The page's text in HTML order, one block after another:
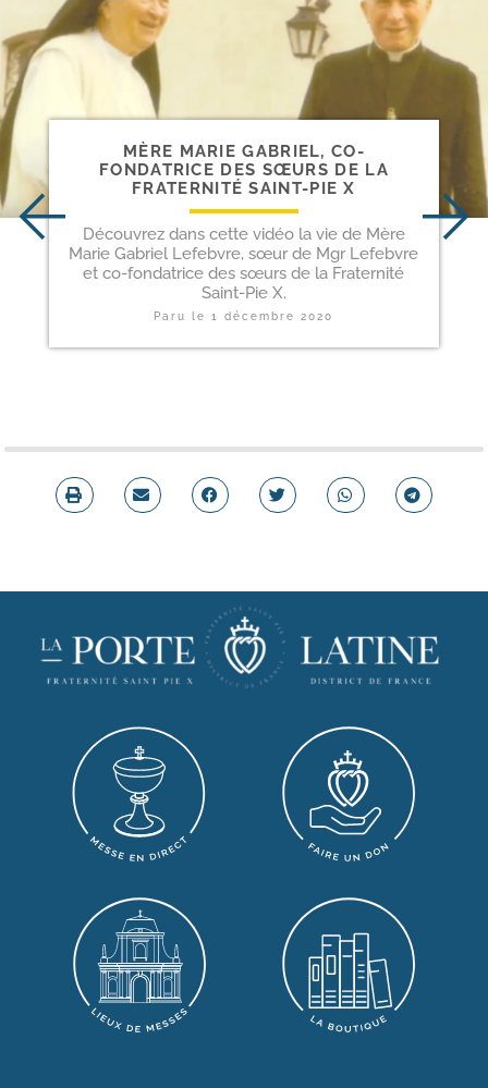
MÈRE MARIE GABRIEL, CO-​
FONDATRICE DES SŒURS DE LA
FRATERNITÉ SAINT-​PIE X
Découvrez dans cette vidéo la vie de Mère
Marie Gabriel Lefebvre, sœur de Mgr Lefebvre
et co-fondatrice des sœurs de la Fraternité
Saint-Pie X.
Paru le1 décembre 2020